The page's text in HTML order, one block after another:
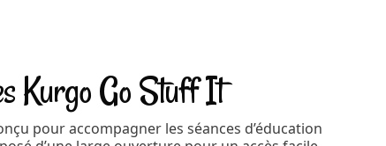
Kurgo Go Stuff It
pour accompagner les séances d’éducation